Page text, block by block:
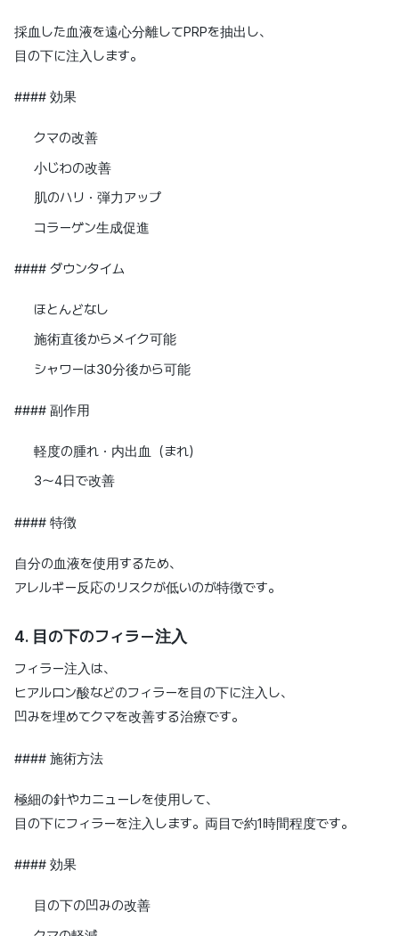
採血した血液を遠心分離してPRPを抽出し、
目の下に注入します。
#### 効果
クマの改善
小じわの改善
肌のハリ・弾力アップ
コラーゲン生成促進
#### ダウンタイム
ほとんどなし
施術直後からメイク可能
シャワーは30分後から可能
#### 副作用
軽度の腫れ・内出血（まれ）
3〜4日で改善
#### 特徴
自分の血液を使用するため、
アレルギー反応のリスクが低いのが特徴です。
4. 目の下のフィラー注入
フィラー注入は、
ヒアルロン酸などのフィラーを目の下に注入し、
凹みを埋めてクマを改善する治療です。
#### 施術方法
極細の針やカニューレを使用して、
目の下にフィラーを注入します。両目で約1時間程度です。
#### 効果
目の下の凹みの改善